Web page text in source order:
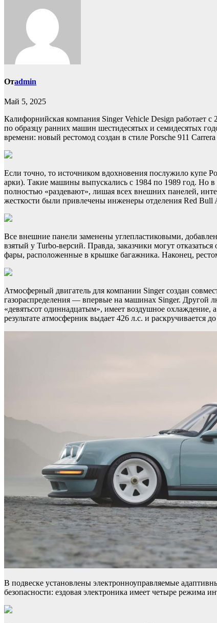
Отadmin
Май 5, 2025
Калифорнийская компания Singer Vehicle Design работает
по образцу ранних машин шестидесятых и семидесятых
времени: новый рестомод создан в стиле Porsche 911
Если точно, то источником вдохновения послужило купе
арки). Такие машины выпускались с 1984 по 1989 год. Но в
полностью «раздевают», лишая всех внешних панелей,
жесткости были привлечены инженеры отделения Red Bull
Все внешние панели заменены углепластиковыми,
взятый у Turbo-версий. Правда, заказчики могут
фары, расположенные в крышке багажника. Наконец,
Атмосферный двигатель для компании Singer создан
газораспределения — впервые на машинах Singer. Другой
«девятьсот одиннадцатым», имеет воздушное
результате атмосферник выдает 426 л.с. и
В подвеске установлены электронноуправляемые
безопасности: ездовая электроника имеет четыре режима